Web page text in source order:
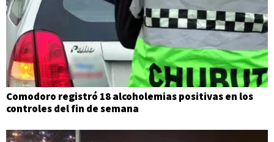
Comodoro registró 18 alcoholemias positivas en los
controles del fin de semana